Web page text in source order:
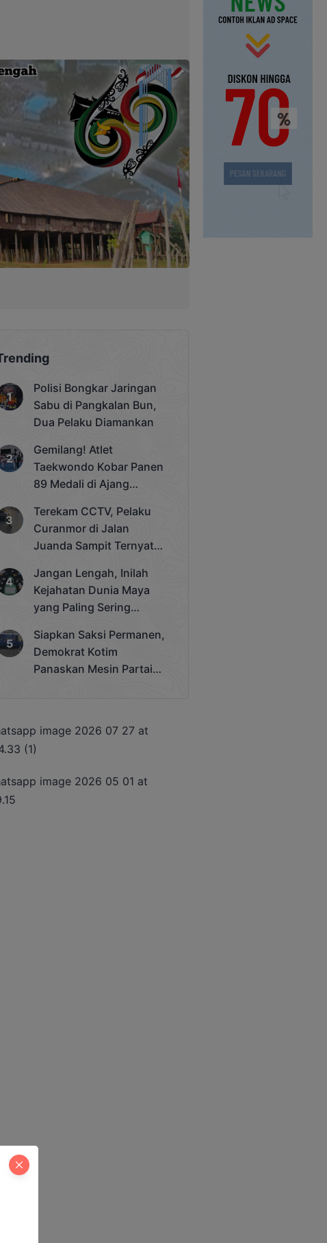
Polisi Bongkar Jaringan
Sabu di Pangkalan Bun,
Dua Pelaku Diamankan
Gemilang! Atlet
Taekwondo Kobar Panen
89 Medali di Ajang
Cup 2025
Terekam CCTV, Pelaku
Curanmor di Jalan
Juanda Sampit Ternyata
Jangan Lengah, Inilah
Kejahatan Dunia Maya
yang Paling Sering
Siapkan Saksi Permanen,
Demokrat Kotim
Panaskan Mesin Partai